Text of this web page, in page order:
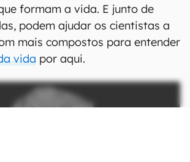
formam a vida. E junto de
podem ajudar os cientistas a
mais compostos para entender
vida por aqui.